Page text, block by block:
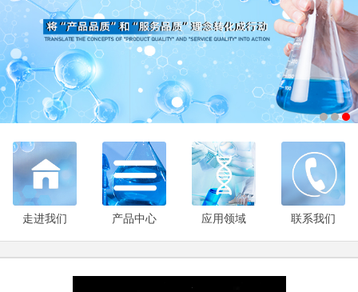
走进我们 产品中心 应用领域 联系我们